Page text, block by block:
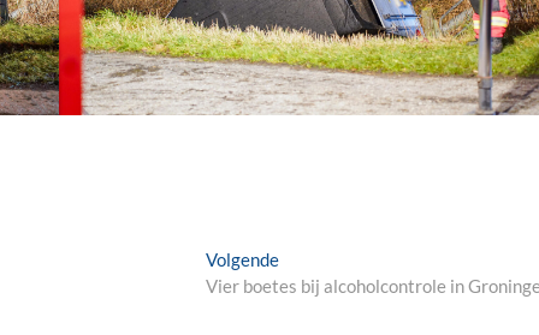
VolgendeNext
post:
Vier boetes bij alcoholcontrole in